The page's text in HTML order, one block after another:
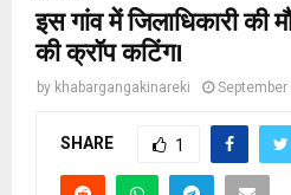
इस गांव में जिलाधिकारी की
की क्रॉप कटिंग।
by khabargangakinareki
SHARE 1